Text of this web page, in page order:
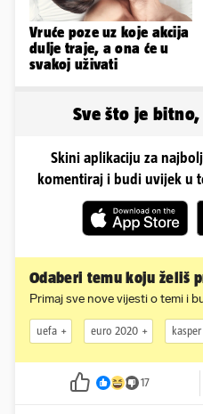
Vruće poze uz koje akcija
dulje traje, a ona će u
svakoj uživati
Sve što je
Skini aplikaciju za
komentiraj i budi uvijek u
Odaberi temu koju želiš
Primaj sve nove vijesti o temi i
uefa euro 2020
17